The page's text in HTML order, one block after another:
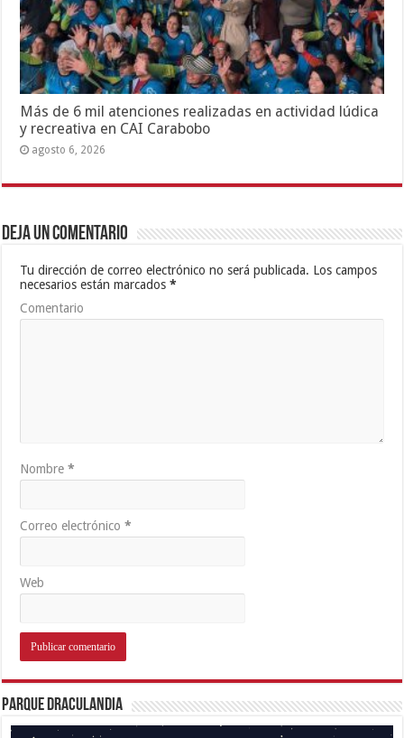
Más de 6 mil atenciones realizadas en actividad lúdica
y recreativa en CAI Carabobo
agosto 6, 2026
Deja un comentario
Tu dirección de correo electrónico no será publicada. Los campos
necesarios están marcados*
Comentario
Nombre*
Correo electrónico*
Web
Parque Draculandia